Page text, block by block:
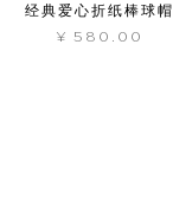
经典爱心折纸棒球帽
¥ 580.00